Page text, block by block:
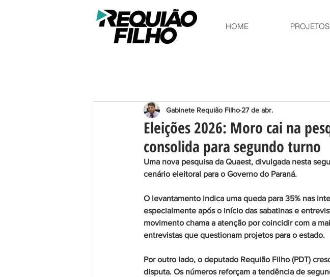
HOME PROJETOS
Eleições 2026: Moro cai na
consolida para segundo turno
Gabinete Requião Filho27 de abr.
Uma nova pesquisa da Quaest, divulgada nesta
cenário eleitoral para o Governo do Paraná.
O levantamento indica uma queda para 35% nas
especialmente após o início das sabatinas e
movimento chama a atenção por coincidir com a
entrevistas que questionam projetos para o estado.
Por outro lado, o deputado Requião Filho (PDT)
disputa. Os números reforçam a tendência de